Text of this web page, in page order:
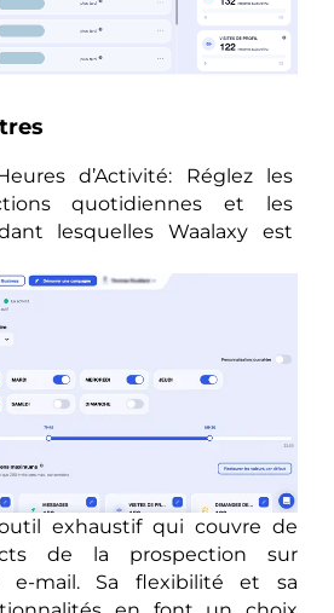
d’Activité: Réglez les
quotidiennes et les
lesquelles Waalaxy est
exhaustif qui couvre de
de la prospection sur
e-mail. Sa flexibilité et sa